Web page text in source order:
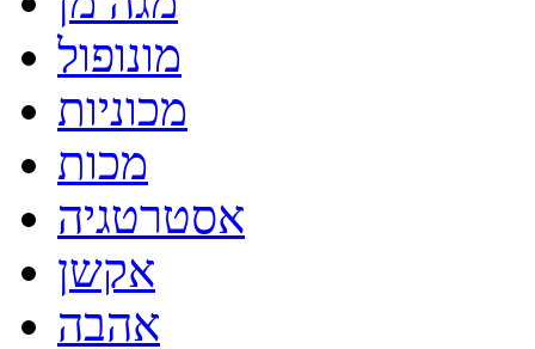
מונופול
מכוניות
מכות
אסטרטגיה
אקשן
אהבה